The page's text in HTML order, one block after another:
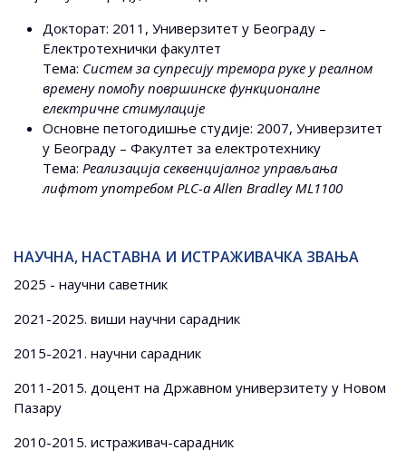
Докторат: 2011, Универзитет у Београду –
Електротехнички факултет
Тема: Систем за супресију тремора руке у реалном
времену помоћу површинске функционалне
електричне стимулације
Основне петогодишње студије: 2007, Универзитет
у Београду – Факултет за електротехнику
Тема: Реализација секвенцијалног управљања
лифтоm употребом PLC-а Allen Bradley ML1100
НАУЧНА, НАСТАВНА И ИСТРАЖИВАЧКА ЗВАЊА
2025 - научни саветник
2021-2025. виши научни сарадник
2015-2021. научни сарадник
2011-2015. доцент на Државном универзитету у Новом
Пазару
2010-2015. истраживач-сарадник